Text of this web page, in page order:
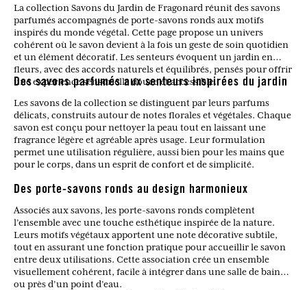
La collection Savons du Jardin de Fragonard réunit des savons
parfumés accompagnés de porte-savons ronds aux motifs
inspirés du monde végétal. Cette page propose un univers
cohérent où le savon devient à la fois un geste de soin quotidien
et un élément décoratif. Les senteurs évoquent un jardin en
fleurs, avec des accords naturels et équilibrés, pensés pour offrir
une expérience sensorielle douce et accessible.
Des savons parfumés aux senteurs inspirées du jardin
Les savons de la collection se distinguent par leurs parfums
délicats, construits autour de notes florales et végétales. Chaque
savon est conçu pour nettoyer la peau tout en laissant une
fragrance légère et agréable après usage. Leur formulation
permet une utilisation régulière, aussi bien pour les mains que
pour le corps, dans un esprit de confort et de simplicité.
Des porte-savons ronds au design harmonieux
Associés aux savons, les porte-savons ronds complètent
l’ensemble avec une touche esthétique inspirée de la nature.
Leurs motifs végétaux apportent une note décorative subtile,
tout en assurant une fonction pratique pour accueillir le savon
entre deux utilisations. Cette association crée un ensemble
visuellement cohérent, facile à intégrer dans une salle de bain
ou près d’un point d’eau.